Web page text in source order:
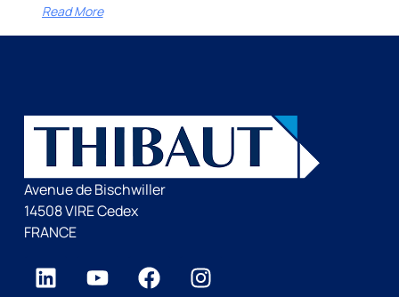
Read More
Avenue de Bischwiller
14508 VIRE Cedex
FRANCE